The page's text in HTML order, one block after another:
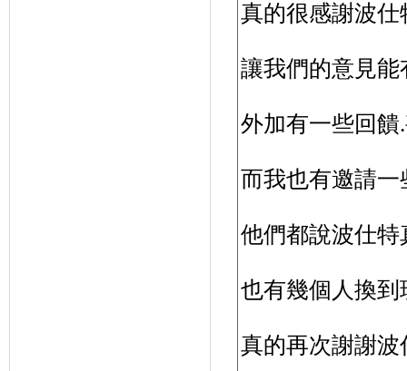
真的很感謝波
讓我們的意見
外加有一些回
而我也有邀請
他們都說波仕
也有幾個人換到
真的再次謝謝波